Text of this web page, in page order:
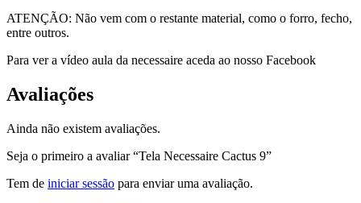
ATENÇÃO: Não vem com o restante material, como o forro, fecho,
entre outros.
Para ver a vídeo aula da necessaire aceda ao nosso Facebook
Avaliações
Ainda não existem avaliações.
Seja o primeiro a avaliar “Tela Necessaire Cactus 9”
Tem de iniciar sessão para enviar uma avaliação.